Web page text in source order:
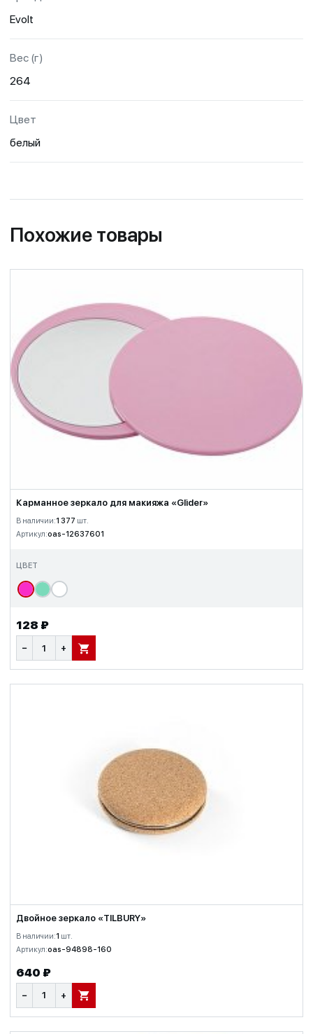
Evolt
Вес (г)
264
Цвет
белый
Похожие товары
Карманное зеркало для макияжа «Glider»
В наличии:1 377 шт.
Артикул:oas-12637601
ЦВЕТ
128 ₽
− + В КОРЗИНУ
Двойное зеркало «TILBURY»
В наличии:1 шт.
Артикул:oas-94898-160
640 ₽
− + В КОРЗИНУ